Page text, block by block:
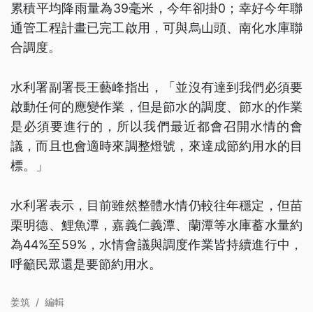
累積平均降雨量為39毫米，今年卻掛0；幸好今年聯
通管工程計畫已完工啟用，可與烏山頭、南化水庫聯
合調度。
水利署副署長王藝峰指出，「並沒有達到我們必須要
啟動任何的應變作業，但是節水的調度、節水的作業
是必須要進行的，所以我們最近都會召開水情的會
議，而且也會適時來調整燈號，來達成節約用水的目
標。」
水利署表示，目前雖然整體水情仍較往年穩定，但苗
栗明德、鯉魚潭，嘉義仁義潭、蘭潭等水庫蓄水量約
為44%至59%，水情會議與調度作業皆持續進行中，
呼籲民眾還是要節約用水。
姜筑 / 編輯